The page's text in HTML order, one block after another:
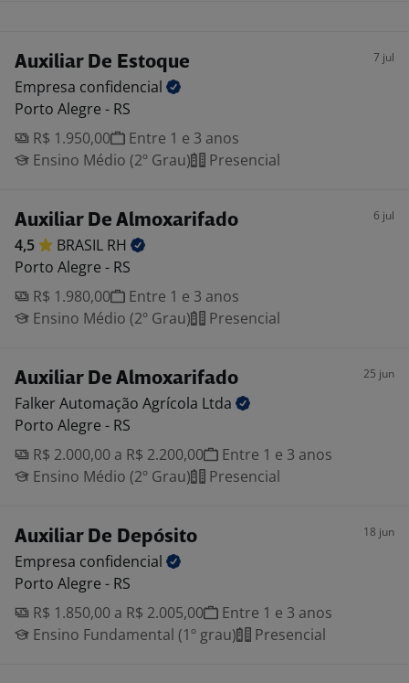
Auxiliar De Estoque 7 jul
Empresa confidencial
Porto Alegre - RS
R$ 1.950,00
Entre 1 e 3 anos
Ensino Médio (2º Grau)
Presencial
Auxiliar De Almoxarifado 6 jul
4,5 BRASIL RH
Porto Alegre - RS
R$ 1.980,00
Entre 1 e 3 anos
Ensino Médio (2º Grau)
Presencial
Auxiliar De Almoxarifado 25 jun
Falker Automação Agrícola Ltda
Porto Alegre - RS
R$ 2.000,00 a R$ 2.200,00
Entre 1 e 3 anos
Ensino Médio (2º Grau)
Presencial
Auxiliar De Depósito 18 jun
Empresa confidencial
Porto Alegre - RS
R$ 1.850,00 a R$ 2.005,00
Entre 1 e 3 anos
Ensino Fundamental (1º grau)
Presencial